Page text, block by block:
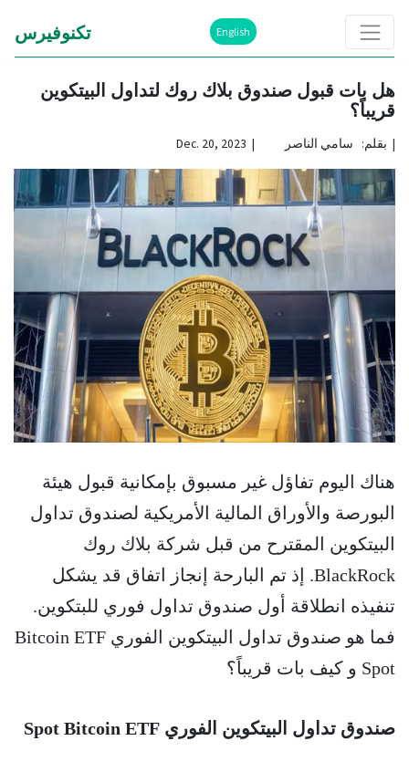
English تكنوفيرس
هل بات قبول صندوق بلاك روك لتداول البيتكوين
قريباً؟
| بقلم: سامي الناصر | Dec. 20, 2023
هناك اليوم تفاؤل غير مسبوق بإمكانية قبول هيئة
البورصة والأوراق المالية الأمريكية لصندوق تداول
البيتكوين المقترح من قبل شركة بلاك روك
BlackRock. إذ تم البارحة إنجاز اتفاق قد يشكل
تنفيذه انطلاقة أول صندوق تداول فوري للبتكوين.
فما هو صندوق تداول البيتكوين الفوري Bitcoin ETF
Spot و كيف بات قريباً؟
صندوق تداول البيتكوين الفوري Spot Bitcoin ETF